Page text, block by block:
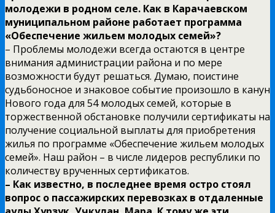
молодежи в родном селе. Как в Карачаевском
муниципальном районе работает программа
«Обеспечение жильем молодых семей»?
– Проблемы молодежи всегда остаются в центре
внимания администрации района и по мере
возможности будут решаться. Думаю, поистине
судьбоносное и знаковое событие произошло в канун
Нового года для 54 молодых семей, которые в
торжественной обстановке получили сертификаты на
получение социальной выплаты для приобретения
жилья по программе «Обеспечение жильем молодых
семей». Наш район – в числе лидеров республики по
количеству врученных сертификатов.
– Как известно, в последнее время остро стоял
вопрос о пассажирских перевозках в отдаленные